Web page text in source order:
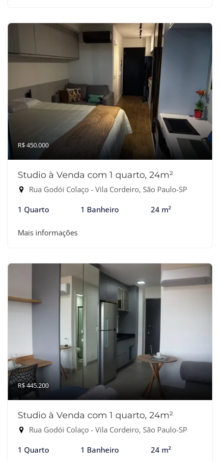
R$ 450.000
Studio à Venda com 1 quarto, 24m²
Rua Godói Colaço - Vila Cordeiro, São Paulo-SP
1 Quarto 1 Banheiro 24 m²
Mais informações
R$ 445.200
Studio à Venda com 1 quarto, 24m²
Rua Godói Colaço - Vila Cordeiro, São Paulo-SP
1 Quarto 1 Banheiro 24 m²